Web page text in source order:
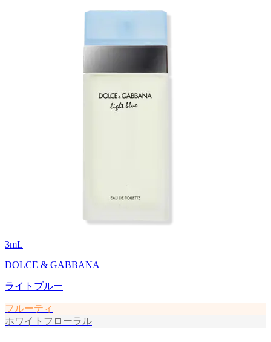
3mL
DOLCE & GABBANA
ライトブルー
フルーティ
ホワイトフローラル